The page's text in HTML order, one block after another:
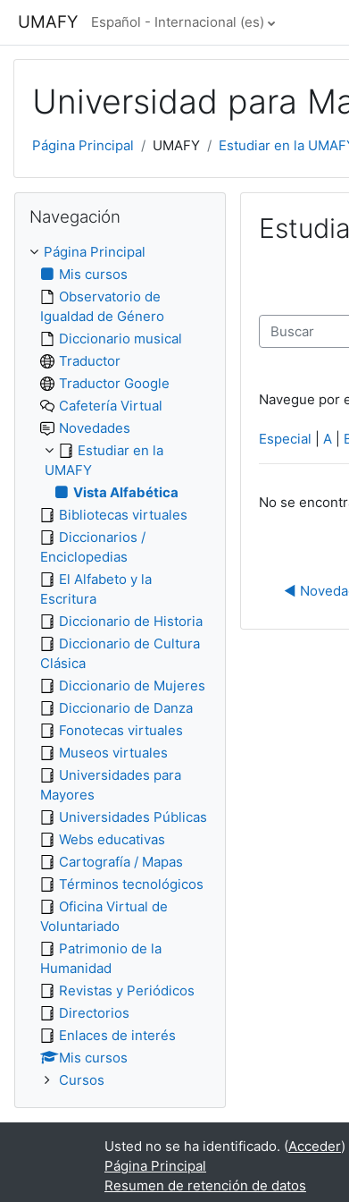
UMAFY Español - Internacional ‎(es)‎
Universidad para
Página Principal UMAFY Estudiar en la
Buscar
Navegue por
Especial A|
No se
◀︎
Navegación
Página Principal
Mis cursos
Observatorio de
Igualdad de Género
Diccionario musical
Traductor
Traductor Google
Cafetería Virtual
Novedades
Estudiar en la
UMAFY
Vista Alfabética
Bibliotecas virtuales
Diccionarios /
Enciclopedias
El Alfabeto y la
Escritura
Diccionario de Historia
Diccionario de Cultura
Clásica
Diccionario de Mujeres
Diccionario de Danza
Fonotecas virtuales
Museos virtuales
Universidades para
Mayores
Universidades Públicas
Webs educativas
Cartografía / Mapas
Términos tecnológicos
Oficina Virtual de
Voluntariado
Patrimonio de la
Humanidad
Revistas y Periódicos
Directorios
Enlaces de interés
Mis cursos
Cursos
Usted no se ha identificado. (Acceder)
Página Principal
Resumen de retención de datos